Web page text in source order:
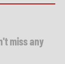
miss any